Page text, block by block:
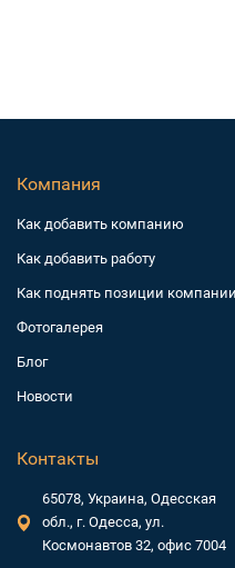
Компания
Как добавить компанию
Как добавить работу
Как поднять позиции компании
Фотогалерея
Блог
Новости
Контакты
65078, Украина, Одесская
обл., г. Одесса, ул.
Космонавтов 32, офис 7004